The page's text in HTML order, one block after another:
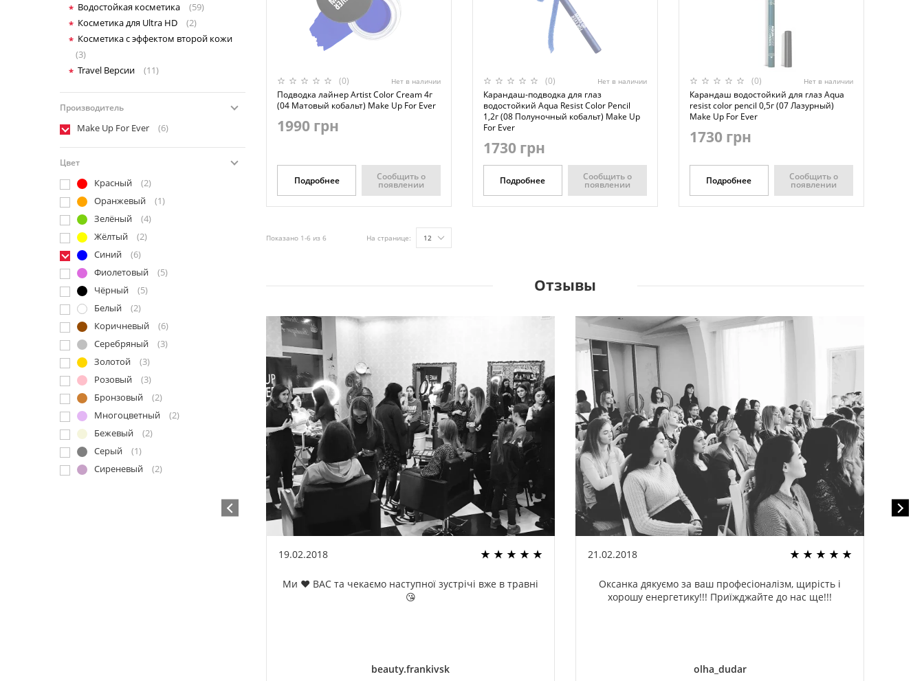
Водостойкая косметика
(59)
Косметика для Ultra HD
(2)
Косметика с эффектом второй кожи
(3)
Travel Версии
(11)
Производитель
Make Up For Ever (6)
Цвет
Красный
(2)
Оранжевый
(1)
Зелёный
(4)
Жёлтый
(2)
Синий
(6)
Фиолетовый
(5)
Чёрный
(5)
Белый
(2)
Коричневый
(6)
Серебряный
(3)
Золотой
(3)
Розовый
(3)
Бронзовый
(2)
Многоцветный
(2)
Бежевый
(2)
Серый
(1)
Сиреневый
(2)
(0) Нет в наличии
Подводка лайнер Artist Color Cream 4г
(04 Матовый кобальт) Make Up For Ever
1990 грн
Подробнее Сообщить о
появлении
(0) Нет в наличии
Карандаш-подводка для глаз
водостойкий Aqua Resist Color Pencil
1,2г (08 Полуночный кобальт) Make Up
For Ever
1730 грн
Подробнее Сообщить о
появлении
(0) Нет в наличии
Карандаш водостойкий для глаз Aqua
resist color pencil 0,5г (07 Лазурный)
Make Up For Ever
1730 грн
Подробнее Сообщить о
появлении
Показано 1-6 из 6 На странице: 12
Отзывы
19.02.2018
Ми ❤️ ВАС та чекаємо наступної зустрічі вже в травні
😘
beauty.frankivsk
21.02.2018
Оксанка дякуємо за ваш професіоналізм, щирість і
хорошу енергетику!!! Приїжджайте до нас ще!!!
olha_dudar